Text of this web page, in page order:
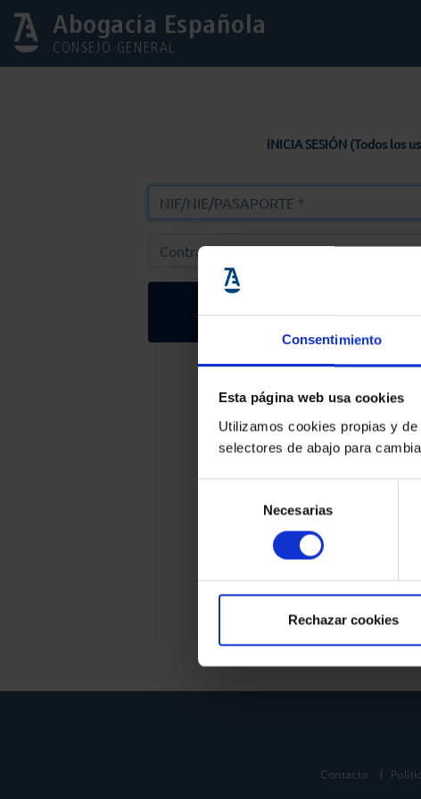
Consentimiento
Esta página web usa cookies
Utilizamos cookies propias y
selectores de abajo para
consentimiento
Necesarias
Rechazar cookies
Abogacía Española
CONSEJO GENERAL
INICIA SESIÓN (Todos los
Entrar
Solicitar
Contacto